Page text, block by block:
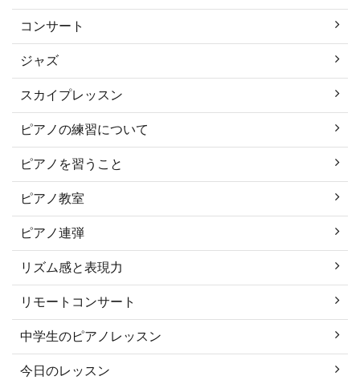
コンサート
ジャズ
スカイプレッスン
ピアノの練習について
ピアノを習うこと
ピアノ教室
ピアノ連弾
リズム感と表現力
リモートコンサート
中学生のピアノレッスン
今日のレッスン